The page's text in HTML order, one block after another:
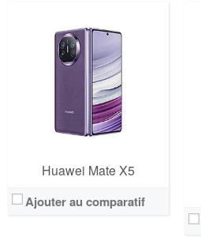
Huawei Mate X5
Ajouter au comparatif